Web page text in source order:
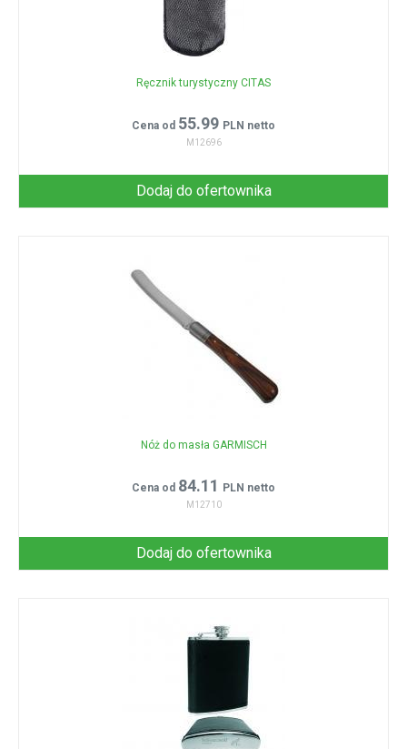
Ręcznik turystyczny CITAS
Cena od 55.99 PLN netto
M12696
Dodaj do ofertownika
Nóż do masła GARMISCH
Cena od 84.11 PLN netto
M12710
Dodaj do ofertownika